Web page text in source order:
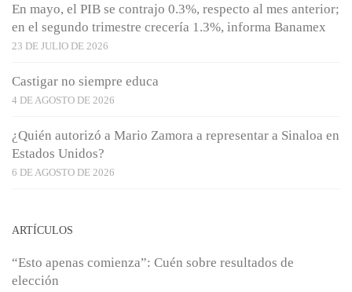
En mayo, el PIB se contrajo 0.3%, respecto al mes anterior;
en el segundo trimestre crecería 1.3%, informa Banamex
23 DE JULIO DE 2026
Castigar no siempre educa
4 DE AGOSTO DE 2026
¿Quién autorizó a Mario Zamora a representar a Sinaloa en
Estados Unidos?
6 DE AGOSTO DE 2026
ARTÍCULOS
“Esto apenas comienza”: Cuén sobre resultados de
elección